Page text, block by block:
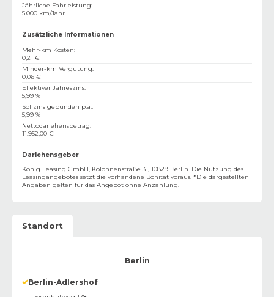
Jährliche Fahrleistung:
5.000 km/Jahr
Zusätzliche Informationen
Mehr-km Kosten:
0,21 €
Minder-km Vergütung:
0,06 €
Effektiver Jahreszins:
5,99 %
Sollzins gebunden p.a.:
5,99 %
Nettodarlehensbetrag:
11.952,00 €
Darlehensgeber
König Leasing GmbH, Kolonnenstraße 31, 10829 Berlin. Die Nutzung des
Leasingangebotes setzt die vorhandene Bonität voraus. *Die dargestellten
Angaben gelten für das Angebot ohne Anzahlung.
Standort
Berlin
Berlin-Adlershof